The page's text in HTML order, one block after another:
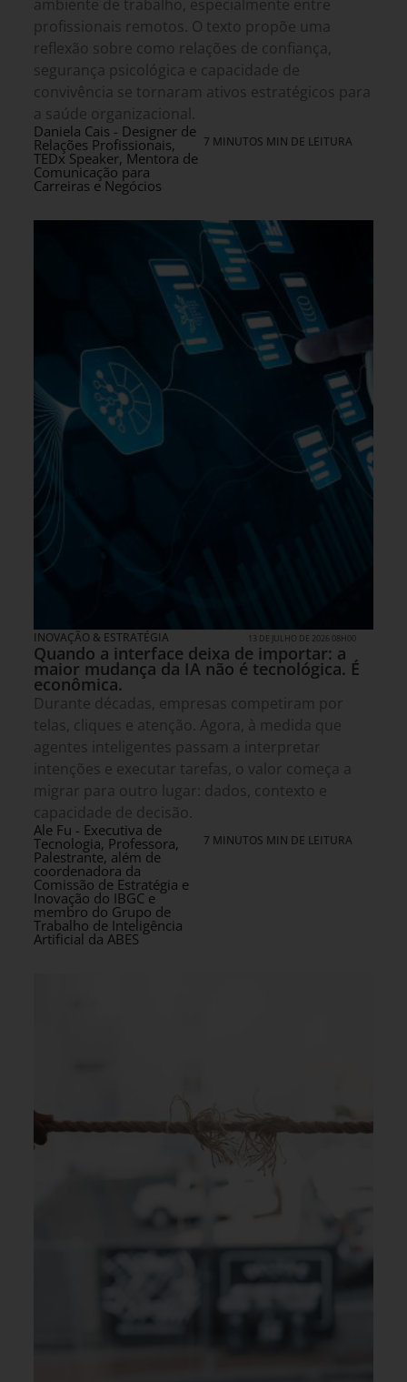
ambiente de trabalho, especialmente entre
profissionais remotos. O texto propõe uma
reflexão sobre como relações de confiança,
segurança psicológica e capacidade de
convivência se tornaram ativos estratégicos para
a saúde organizacional.
Daniela Cais - Designer de
Relações Profissionais,
TEDx Speaker, Mentora de
Comunicação para
Carreiras e Negócios
7 MINUTOS MIN DE LEITURA
INOVAÇÃO & ESTRATÉGIA 13 DE JULHO DE 2026 08H00
Quando a interface deixa de importar: a
maior mudança da IA não é tecnológica. É
econômica.
Durante décadas, empresas competiram por
telas, cliques e atenção. Agora, à medida que
agentes inteligentes passam a interpretar
intenções e executar tarefas, o valor começa a
migrar para outro lugar: dados, contexto e
capacidade de decisão.
Ale Fu - Executiva de
Tecnologia, Professora,
Palestrante, além de
coordenadora da
Comissão de Estratégia e
Inovação do IBGC e
membro do Grupo de
Trabalho de Inteligência
Artificial da ABES
7 MINUTOS MIN DE LEITURA